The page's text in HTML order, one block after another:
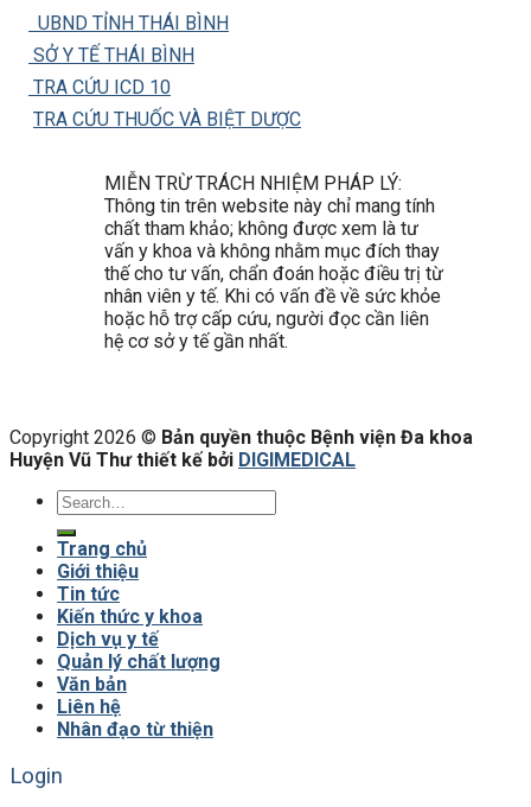
UBND TỈNH THÁI BÌNH
SỞ Y TẾ THÁI BÌNH
TRA CỨU ICD 10
TRA CỨU THUỐC VÀ BIỆT DƯỢC
MIỄN TRỪ TRÁCH NHIỆM PHÁP LÝ:
Thông tin trên website này chỉ mang tính
chất tham khảo; không được xem là tư
vấn y khoa và không nhằm mục đích thay
thế cho tư vấn, chẩn đoán hoặc điều trị từ
nhân viên y tế. Khi có vấn đề về sức khỏe
hoặc hỗ trợ cấp cứu, người đọc cần liên
hệ cơ sở y tế gần nhất.
Copyright 2026 © Bản quyền thuộc Bệnh viện Đa khoa
Huyện Vũ Thư thiết kế bởi DIGIMEDICAL
Trang chủ
Giới thiệu
Tin tức
Kiến thức y khoa
Dịch vụ y tế
Quản lý chất lượng
Văn bản
Liên hệ
Nhân đạo từ thiện
Login